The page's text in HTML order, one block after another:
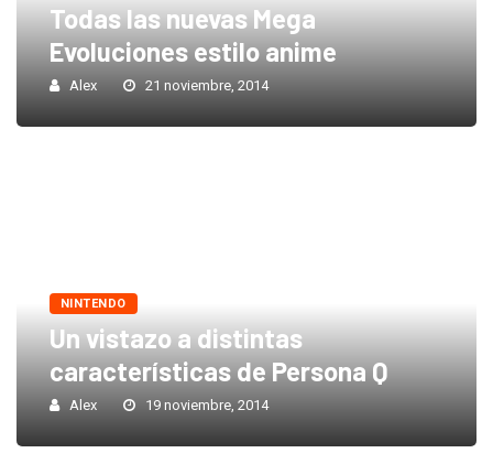
Todas las nuevas Mega
Evoluciones estilo anime
Alex 21 noviembre, 2014
NINTENDO
Un vistazo a distintas
características de Persona Q
Alex 19 noviembre, 2014